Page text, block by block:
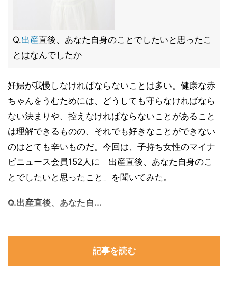
Q.出産直後、あなた自身のことでしたいと思ったこ
とはなんでしたか
妊婦が我慢しなければならないことは多い。健康な赤
ちゃんをうむためには、どうしても守らなければなら
ない決まりや、控えなければならないことがあること
は理解できるものの、それでも好きなことができない
のはとても辛いものだ。今回は、子持ち女性のマイナ
ビニュース会員152人に「出産直後、あなた自身のこ
とでしたいと思ったこと」を聞いてみた。
Q.出産直後、あなた自...
記事を読む